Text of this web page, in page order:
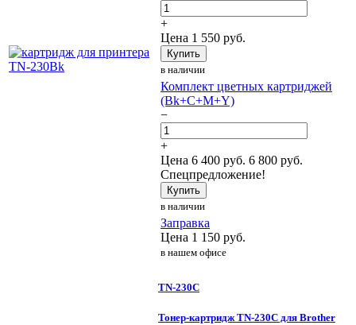
+
Цена 1 550 руб.
Купить
в наличии
Комплект цветных картриджей
(Bk+C+M+Y)
−
+
Цена 6 400 руб. 6 800 руб.
Спецпредложение!
Купить
в наличии
Заправка
Цена 1 150 руб.
в нашем офисе
TN-230C
Тонер-картридж TN-230C для Brother